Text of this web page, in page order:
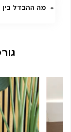
מה ההבדל בין